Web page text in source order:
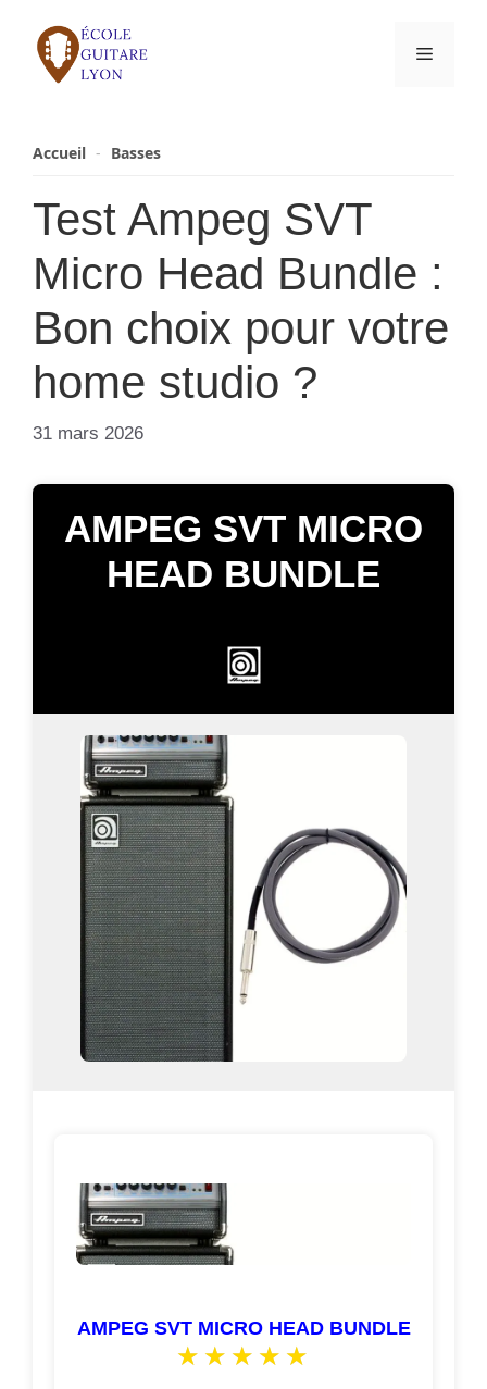
contenu
Menu
Accueil - Basses
Test Ampeg SVT
Micro Head Bundle :
Bon choix pour votre
home studio ?
31 mars 2026
AMPEG SVT MICRO
HEAD BUNDLE
AMPEG SVT MICRO HEAD BUNDLE